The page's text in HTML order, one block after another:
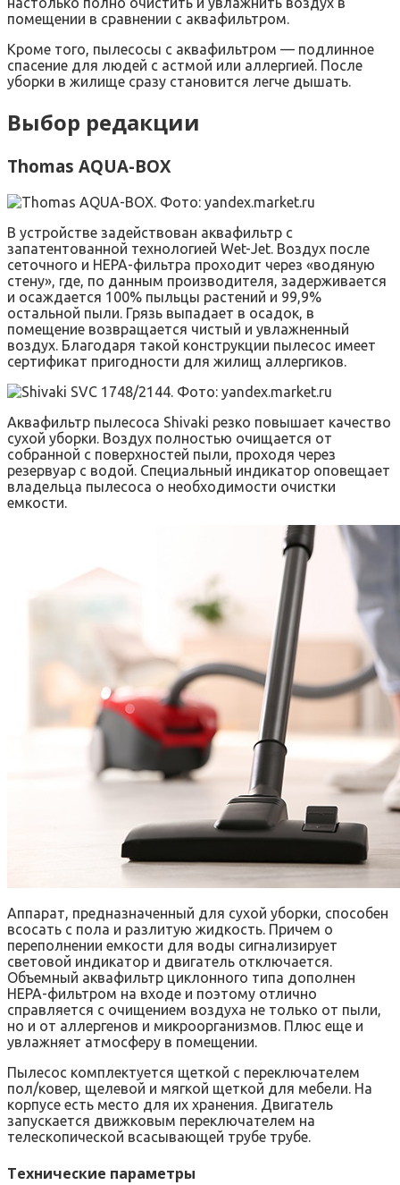
помещении в сравнении с аквафильтром.
Кроме того, пылесосы с аквафильтром — подлинное
спасение для людей с астмой или аллергией. После
уборки в жилище сразу становится легче дышать.
Выбор редакции
Thomas AQUA-BOX
В устройстве задействован аквафильтр с
запатентованной технологией Wet-Jet. Воздух после
сеточного и HEPA-фильтра проходит через «водяную
стену», где, по данным производителя, задерживается
и осаждается 100% пыльцы растений и 99,9%
остальной пыли. Грязь выпадает в осадок, в
помещение возвращается чистый и увлажненный
воздух. Благодаря такой конструкции пылесос имеет
сертификат пригодности для жилищ аллергиков.
Аквафильтр пылесоса Shivaki резко повышает качество
сухой уборки. Воздух полностью очищается от
собранной с поверхностей пыли, проходя через
резервуар с водой. Специальный индикатор оповещает
владельца пылесоса о необходимости очистки
емкости.
Аппарат, предназначенный для сухой уборки, способен
всосать с пола и разлитую жидкость. Причем о
переполнении емкости для воды сигнализирует
световой индикатор и двигатель отключается.
Объемный аквафильтр циклонного типа дополнен
HEPA-фильтром на входе и поэтому отлично
справляется с очищением воздуха не только от пыли,
но и от аллергенов и микроорганизмов. Плюс еще и
увлажняет атмосферу в помещении.
Пылесос комплектуется щеткой с переключателем
пол/ковер, щелевой и мягкой щеткой для мебели. На
корпусе есть место для их хранения. Двигатель
запускается движковым переключателем на
телескопической всасывающей трубе трубе.
Технические параметры